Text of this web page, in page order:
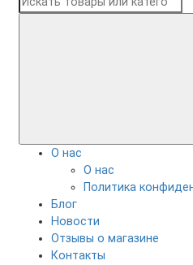
О нас
О нас
Политика
Блог
Новости
Отзывы о магазине
Контакты